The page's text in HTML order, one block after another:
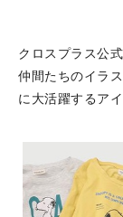
クロスプラス公
仲間たちのイラ
に大活躍するア